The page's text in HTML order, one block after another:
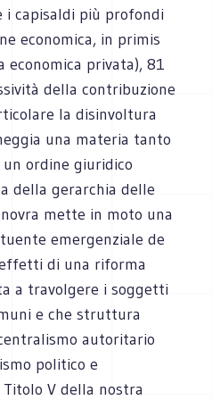
i capisaldi più profondi
economica, in primis
privata), 81
della contribuzione
la disinvoltura
una materia tanto
ordine giuridico
della gerarchia delle
mette in moto una
emergenziale de
di una riforma
a travolgere i soggetti
e che struttura
autoritario
politico e
V della nostra